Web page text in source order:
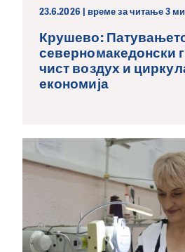
23.6.2026 | време за читање 3
Крушево:
северномакедонски
чист воздух и
економија